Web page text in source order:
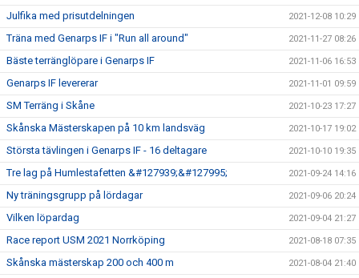
Julfika med prisutdelningen 2021-12-08 10:29
Träna med Genarps IF i "Run all around" 2021-11-27 08:26
Bäste terränglöpare i Genarps IF 2021-11-06 16:53
Genarps IF levererar 2021-11-01 09:59
SM Terräng i Skåne 2021-10-23 17:27
Skånska Mästerskapen på 10 km landsväg 2021-10-17 19:02
Största tävlingen i Genarps IF - 16 deltagare 2021-10-10 19:35
Tre lag på Humlestafetten &#127939;&#127995; 2021-09-24 14:16
Ny träningsgrupp på lördagar 2021-09-06 20:24
Vilken löpardag 2021-09-04 21:27
Race report USM 2021 Norrköping 2021-08-18 07:35
Skånska mästerskap 200 och 400 m 2021-08-04 21:40